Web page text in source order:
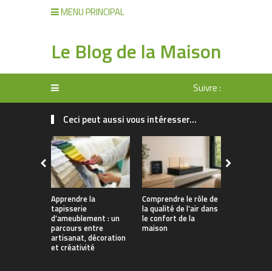
MENU PRINCIPAL
Le Blog de la Maison
Suivre :
Ceci peut aussi vous intéresser...
Apprendre la
tapisserie
d’ameublement : un
parcours entre
artisanat, décoration
et créativité
Comprendre le rôle de
la qualité de l’air dans
le confort de la
maison